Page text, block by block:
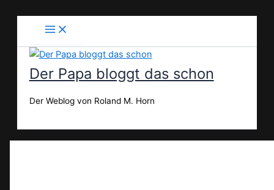
Der Papa bloggt das schon
Der Weblog von Roland M. Horn